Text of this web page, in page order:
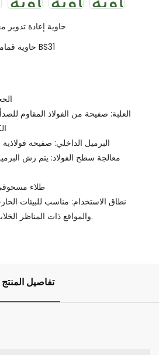
حاوية إعادة تدوير
حاوية قمامة مثقبة متينة للأماكن العامة BS31
الحجم: 860
البرميل الداخلي: صفيحة فولاذية
معالجة سطح الفولاذ: يتم رش
طلاء
نطاق الاستخدام: مناسب للبيئات
والمواقع ذات المناظر الخلابة والمدارس وشوارع المدينة.
تفاصيل المنتج